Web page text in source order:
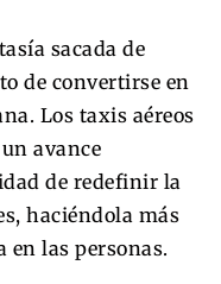
sacada de
de convertirse en
Los taxis aéreos
avance
de redefinir la
haciéndola más
en las personas.